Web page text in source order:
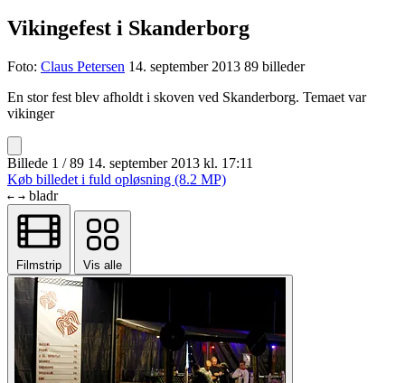
Vikingefest i Skanderborg
Foto: Claus Petersen 14. september 2013 89 billeder
En stor fest blev afholdt i skoven ved Skanderborg. Temaet var
vikinger
Billede 1 / 89 14. september 2013 kl. 17:11
Køb billedet i fuld opløsning (8.2 MP)
← → bladr
Filmstrip Vis alle